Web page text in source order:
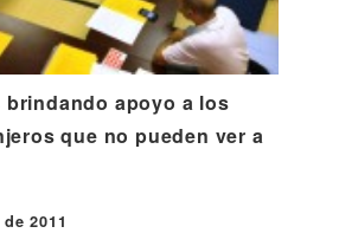
apoyo a los
que no pueden ver a
2011